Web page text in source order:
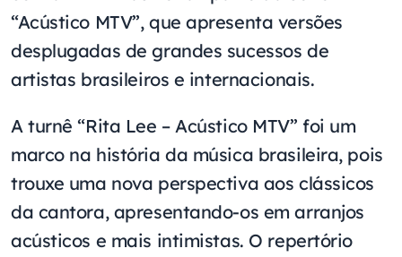
“Acústico MTV”, que apresenta versões
desplugadas de grandes sucessos de
artistas brasileiros e internacionais.
A turnê “Rita Lee – Acústico MTV” foi um
marco na história da música brasileira, pois
trouxe uma nova perspectiva aos clássicos
da cantora, apresentando-os em arranjos
acústicos e mais intimistas. O repertório